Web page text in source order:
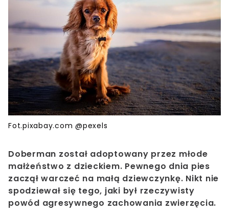
Fot.pixabay.com @pexels
Doberman został adoptowany przez młode
małżeństwo z dzieckiem. Pewnego dnia pies
zaczął warczeć na małą dziewczynkę. Nikt nie
spodziewał się tego, jaki był rzeczywisty
powód agresywnego zachowania zwierzęcia.